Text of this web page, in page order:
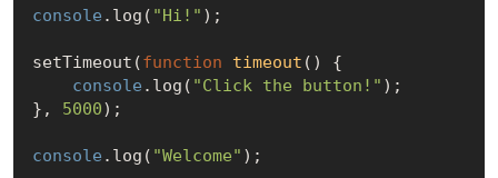
console .log( "Hi!" );
setTimeout(function timeout ( ) {
console .log( "Click the button!" );
}, 5000);
console .log( "Welcome"